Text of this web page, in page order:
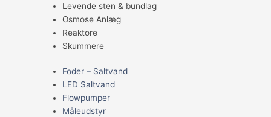
Levende sten & bundlag
Osmose Anlæg
Reaktore
Skummere
Foder – Saltvand
LED Saltvand
Flowpumper
Måleudstyr